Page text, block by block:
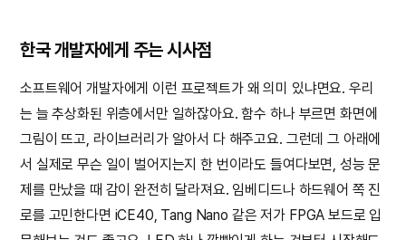
한국 개발자에게 주는 시사점
소프트웨어 개발자에게 이런 프로젝트가 왜 의미 있냐면요. 우리
는 늘 추상화된 위층에서만 일하잖아요. 함수 하나 부르면 화면에
그림이 뜨고, 라이브러리가 알아서 다 해주고요. 그런데 그 아래에
서 실제로 무슨 일이 벌어지는지 한 번이라도 들여다보면, 성능 문
제를 만났을 때 감이 완전히 달라져요. 임베디드나 하드웨어 쪽 진
로를 고민한다면 iCE40, Tang Nano 같은 저가 FPGA 보드로 입